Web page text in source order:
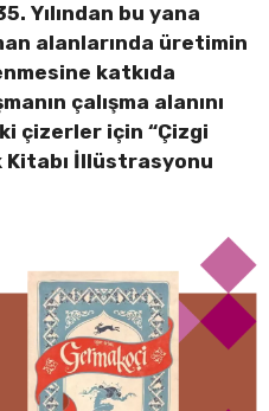
Yılından bu yana
alanlarında üretimin
katkıda
çalışma alanını
çizerler için “Çizgi
Kitabı İllüstrasyonu